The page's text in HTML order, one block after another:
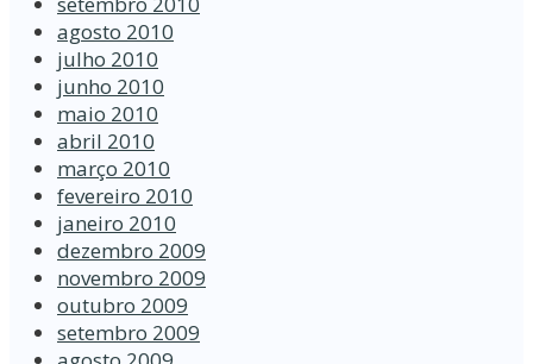
agosto 2010
julho 2010
junho 2010
maio 2010
abril 2010
março 2010
fevereiro 2010
janeiro 2010
dezembro 2009
novembro 2009
outubro 2009
setembro 2009